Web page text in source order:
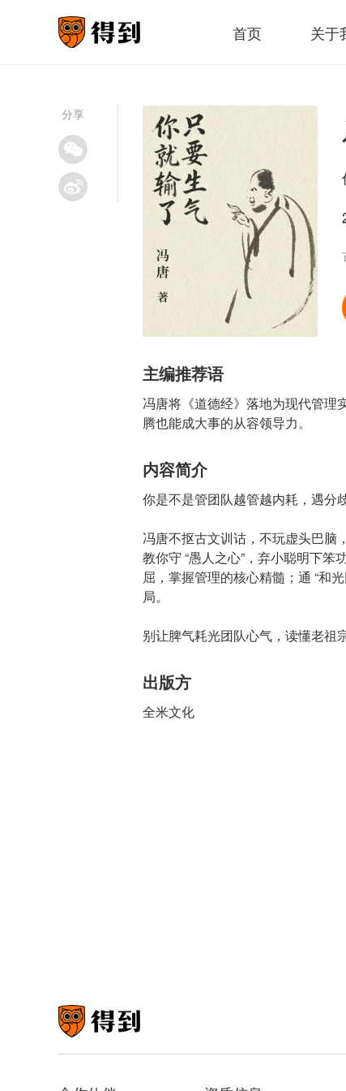
首页 关于
分享
主编推荐语
冯唐将《道德经》落地为现代管理
腾也能成大事的从容领导力。
内容简介
你是不是管团队越管越内耗，遇分
冯唐不抠古文训诂，不玩虚头巴脑
教你守 “愚人之心”，弃小聪明下笨
屈，掌握管理的核心精髓；通 “和
局。
别让脾气耗光团队心气，读懂老祖
出版方
全米文化